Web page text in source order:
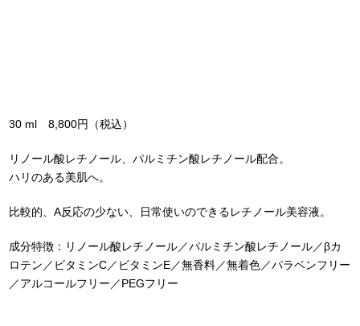
30 ml 8,800円（税込）
リノール酸レチノール、パルミチン酸レチノール配合。
ハリのある美肌へ。
比較的、A反応の少ない、日常使いのできるレチノール美容液。
成分特徴：リノール酸レチノール／パルミチン酸レチノール／βカ
ロテン／ビタミンC／ビタミンE／無香料／無着色／パラベンフリー
／アルコールフリー／PEGフリー